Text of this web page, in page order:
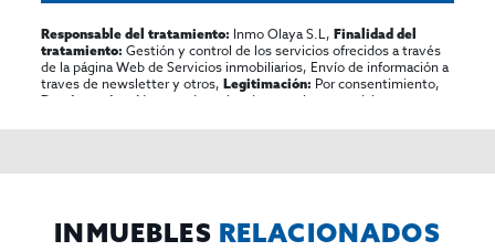
Responsable del tratamiento: Inmo Olaya S.L,Finalidad del
tratamiento: Gestión y control de los servicios ofrecidos a través
de la página Web de Servicios inmobiliarios, Envío de información a
traves de newsletter y otros,Legitimación: Por consentimiento,
Destinatarios:
No se cederan los datos, salvo para elaborar
rectificar y suprimir los datos, solicitar la portabilidad de los
INMUEBLES RELACIONADOS